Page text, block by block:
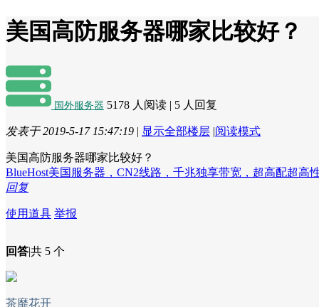
美国高防服务器哪家比较好？
国外服务器 5178 人阅读 | 5 人回复
发表于 2019-5-17 15:47:19 | 显示全部楼层 |阅读模式
美国高防服务器哪家比较好？
BlueHost美国服务器，CN2线路，千兆独享带宽，超高配超高
回复
使用道具 举报
回答|共 5 个
茶靡花开